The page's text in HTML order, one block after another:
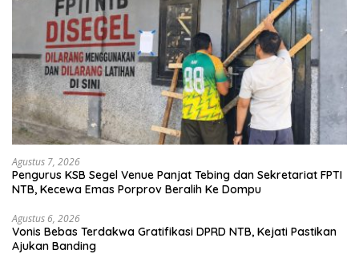
Agustus 7, 2026
Pengurus KSB Segel Venue Panjat Tebing dan Sekretariat FPTI
NTB, Kecewa Emas Porprov Beralih Ke Dompu
Agustus 6, 2026
Vonis Bebas Terdakwa Gratifikasi DPRD NTB, Kejati Pastikan
Ajukan Banding